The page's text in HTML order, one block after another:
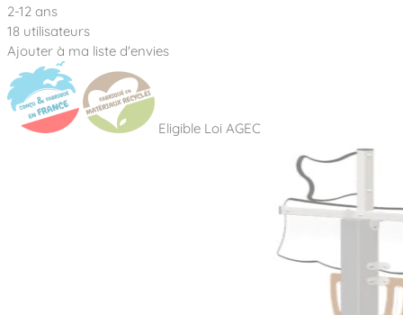
La végétalisation des cours d’école
Nos matériaux
Nos fonctions ludiques & sportives
Nos sols amortissants
Les questions fréquentes
Catalogues
2-12 ans
18 utilisateurs
Ajouter à ma liste d'envies
Eligible Loi AGEC